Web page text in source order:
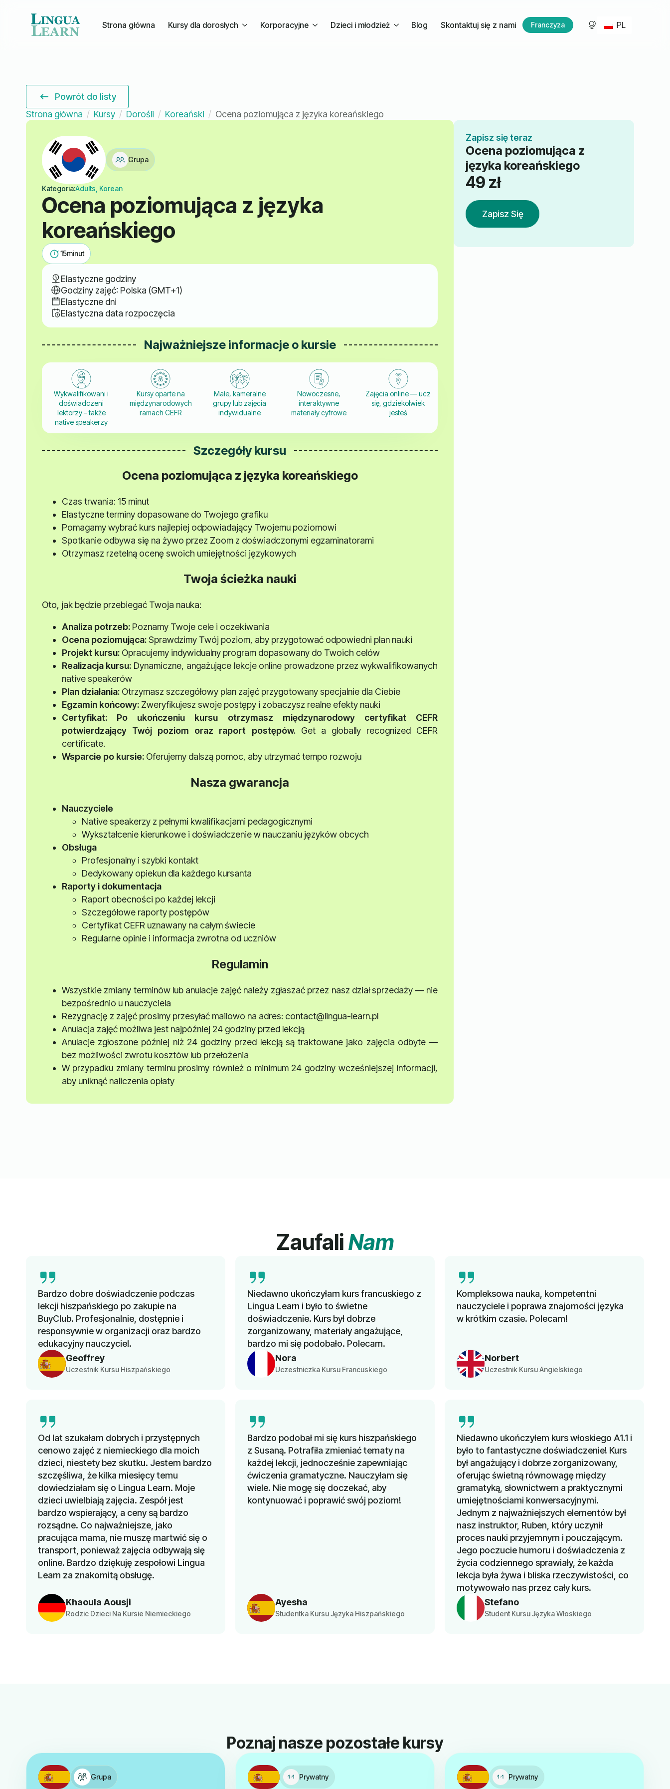
Strona główna Kursy dla dorosłych Korporacyjne Dzieci i młodzież Blog Skontaktuj się z nami Franczyza PL
Powrót do listy
Strona główna
Kursy Dorośli Koreański Ocena poziomująca z języka koreańskiego
Grupa
Kategoria:Adults, Korean
Ocena poziomująca z języka
koreańskiego
15minut
Elastyczne godziny
Godziny zajęć: Polska (GMT+1)
Elastyczne dni
Elastyczna data rozpoczęcia
Najważniejsze informacje o kursie
Wykwalifikowani i
doświadczeni
lektorzy – także
native speakerzy
Kursy oparte na
międzynarodowych
ramach CEFR
Małe, kameralne
grupy lub zajęcia
indywidualne
Nowoczesne,
interaktywne
materiały cyfrowe
Zajęcia online — ucz
się, gdziekolwiek
jesteś
Szczegóły kursu
Ocena poziomująca z języka koreańskiego
Czas trwania: 15 minut
Elastyczne terminy dopasowane do Twojego grafiku
Pomagamy wybrać kurs najlepiej odpowiadający Twojemu poziomowi
Spotkanie odbywa się na żywo przez Zoom z doświadczonymi egzaminatorami
Otrzymasz rzetelną ocenę swoich umiejętności językowych
Twoja ścieżka nauki
Oto, jak będzie przebiegać Twoja nauka:
Analiza potrzeb:Poznamy Twoje cele i oczekiwania
Ocena poziomująca:Sprawdzimy Twój poziom, aby przygotować odpowiedni plan nauki
Projekt kursu:Opracujemy indywidualny program dopasowany do Twoich celów
Realizacja kursu: Dynamiczne, angażujące lekcje online prowadzone przez wykwalifikowanych
native speakerów
Plan działania:Otrzymasz szczegółowy plan zajęć przygotowany specjalnie dla Ciebie
Egzamin końcowy:Zweryfikujesz swoje postępy i zobaczysz realne efekty nauki
Certyfikat: Po ukończeniu kursu otrzymasz międzynarodowy certyfikat CEFR
potwierdzający Twój poziom oraz raport postępów.Get a globally recognized CEFR
certificate.
Wsparcie po kursie:Oferujemy dalszą pomoc, aby utrzymać tempo rozwoju
Nasza gwarancja
Nauczyciele
Native speakerzy z pełnymi kwalifikacjami pedagogicznymi
Wykształcenie kierunkowe i doświadczenie w nauczaniu języków obcych
Obsługa
Profesjonalny i szybki kontakt
Dedykowany opiekun dla każdego kursanta
Raporty i dokumentacja
Raport obecności po każdej lekcji
Szczegółowe raporty postępów
Certyfikat CEFR uznawany na całym świecie
Regularne opinie i informacja zwrotna od uczniów
Regulamin
Wszystkie zmiany terminów lub anulacje zajęć należy zgłaszać przez nasz dział sprzedaży — nie
bezpośrednio u nauczyciela
Rezygnację z zajęć prosimy przesyłać mailowo na adres: contact@lingua-learn.pl
Anulacja zajęć możliwa jest najpóźniej 24 godziny przed lekcją
Anulacje zgłoszone później niż 24 godziny przed lekcją są traktowane jako zajęcia odbyte —
bez możliwości zwrotu kosztów lub przełożenia
W przypadku zmiany terminu prosimy również o minimum 24 godziny wcześniejszej informacji,
aby uniknąć naliczenia opłaty
Zapisz się teraz
Ocena poziomująca z
języka koreańskiego
49 zł
Zapisz Się
ZaufaliNam
Geoffrey
Uczestnik Kursu Hiszpańskiego
Bardzo dobre doświadczenie podczas
lekcji hiszpańskiego po zakupie na
BuyClub. Profesjonalnie, dostępnie i
responsywnie w organizacji oraz bardzo
edukacyjny nauczyciel.
Nora
Uczestniczka Kursu Francuskiego
Niedawno ukończyłam kurs francuskiego z
Lingua Learn i było to świetne
doświadczenie. Kurs był dobrze
zorganizowany, materiały angażujące,
bardzo mi się podobało. Polecam.
Norbert
Uczestnik Kursu Angielskiego
Kompleksowa nauka, kompetentni
nauczyciele i poprawa znajomości języka
w krótkim czasie. Polecam!
Khaoula Aousji
Rodzic Dzieci Na Kursie Niemieckiego
Od lat szukałam dobrych i przystępnych
cenowo zajęć z niemieckiego dla moich
dzieci, niestety bez skutku. Jestem bardzo
szczęśliwa, że kilka miesięcy temu
dowiedziałam się o Lingua Learn. Moje
dzieci uwielbiają zajęcia. Zespół jest
bardzo wspierający, a ceny są bardzo
rozsądne. Co najważniejsze, jako
pracująca mama, nie muszę martwić się o
transport, ponieważ zajęcia odbywają się
online. Bardzo dziękuję zespołowi Lingua
Learn za znakomitą obsługę.
Ayesha
Studentka Kursu Języka Hiszpańskiego
Bardzo podobał mi się kurs hiszpańskiego
z Susaną. Potrafiła zmieniać tematy na
każdej lekcji, jednocześnie zapewniając
ćwiczenia gramatyczne. Nauczyłam się
wiele. Nie mogę się doczekać, aby
kontynuować i poprawić swój poziom!
Stefano
Student Kursu Języka Włoskiego
Niedawno ukończyłem kurs włoskiego A1.1 i
było to fantastyczne doświadczenie! Kurs
był angażujący i dobrze zorganizowany,
oferując świetną równowagę między
gramatyką, słownictwem a praktycznymi
umiejętnościami konwersacyjnymi.
Jednym z najważniejszych elementów był
nasz instruktor, Ruben, który uczynił
proces nauki przyjemnym i pouczającym.
Jego poczucie humoru i doświadczenia z
życia codziennego sprawiały, że każda
lekcja była żywa i bliska rzeczywistości, co
motywowało nas przez cały kurs.
Poznaj nasze pozostałe kursy
Grupa Prywatny Prywatny